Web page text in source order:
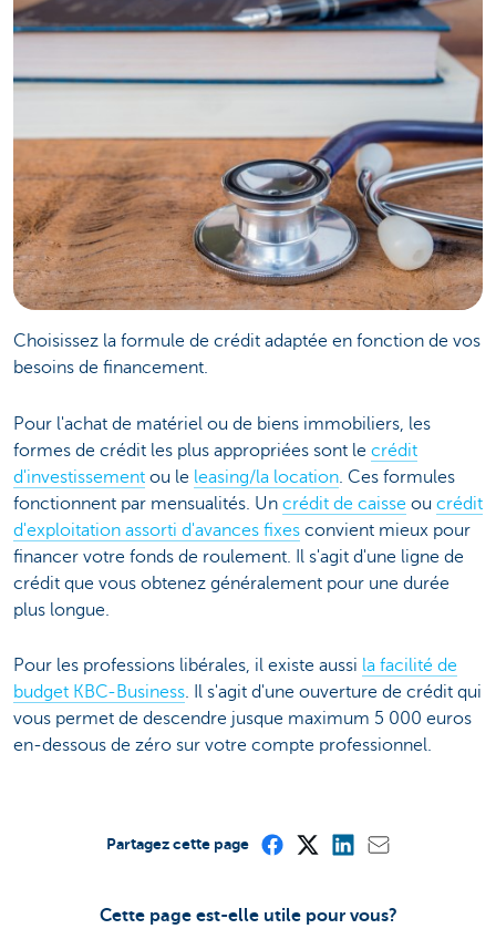
Choisissez la formule de crédit adaptée en fonction de vos
besoins de financement.
Pour l'achat de matériel ou de biens immobiliers, les
formes de crédit les plus appropriées sont le crédit
d'investissement ou le leasing/la location. Ces formules
fonctionnent par mensualités. Un crédit de caisse ou crédit
d'exploitation assorti d'avances fixes convient mieux pour
financer votre fonds de roulement. Il s'agit d'une ligne de
crédit que vous obtenez généralement pour une durée
plus longue.
Pour les professions libérales, il existe aussi la facilité de
budget KBC-Business. Il s'agit d'une ouverture de crédit qui
vous permet de descendre jusque maximum 5 000 euros
en-dessous de zéro sur votre compte professionnel.
Cette page est-elle utile pour vous?
Partagez cette page